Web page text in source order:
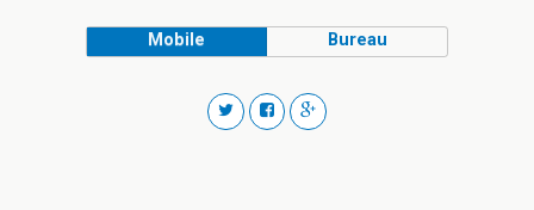
Mobile Bureau